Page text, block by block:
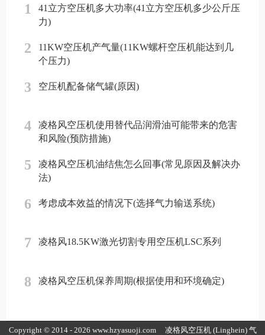
1
41立方空压机多大功率(41立方空压机多少公斤压
力)
2
11KW空压机产气量(11KW螺杆空压机能达到几
个压力)
3 空压机配备储气罐(原因)
4
凌格风空压机使用替代品润滑油可能带来的危害
和风险(预防措施)
5
凌格风空压机油结焦怎么回事(常见原因及解决办
法)
6 考虑成本效益的情况下(选择气力输送系统)
7 凌格风18.5KW激光切割专用空压机LSC系列
8 凌格风空压机保养周期(根据使用和环境确定)
Copyright © 2014 - 2026 www.hzyasuoji.com 凌格风空压机 (Linghein) 气